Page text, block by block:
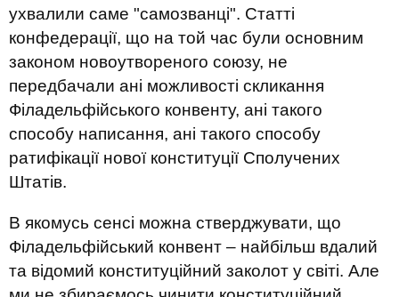
ухвалили саме "самозванці". Статті
конфедерації, що на той час були основним
законом новоутвореного союзу, не
передбачали ані можливості скликання
Філадельфійського конвенту, ані такого
способу написання, ані такого способу
ратифікації нової конституції Сполучених
Штатів.
В якомусь сенсі можна стверджувати, що
Філадельфійський конвент – найбільш вдалий
та відомий конституційний заколот у світі. Але